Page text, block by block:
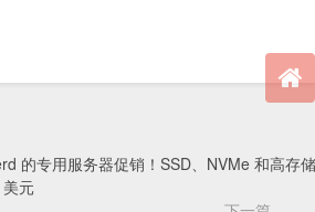
的专用服务器促销！SSD、NVMe 和高存储
元